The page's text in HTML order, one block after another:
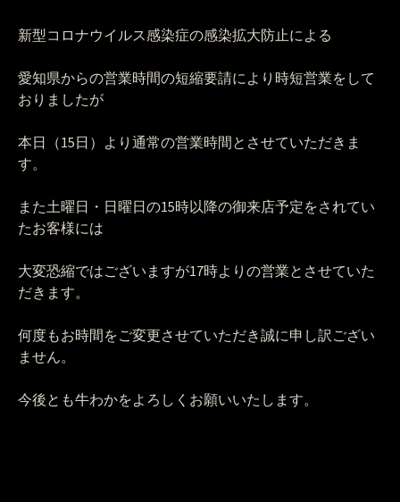
新型コロナウイルス感染症の感染拡大防止による
愛知県からの営業時間の短縮要請により時短営業をして
おりましたが
本日（15日）より通常の営業時間とさせていただきま
す。
また土曜日・日曜日の15時以降の御来店予定をされてい
たお客様には
大変恐縮ではございますが17時よりの営業とさせていた
だきます。
何度もお時間をご変更させていただき誠に申し訳ござい
ません。
今後とも牛わかをよろしくお願いいたします。